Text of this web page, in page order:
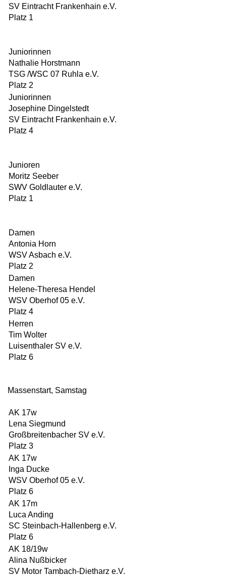
SV Eintracht Frankenhain e.V.
Platz 1
Juniorinnen
Nathalie Horstmann
TSG /WSC 07 Ruhla e.V.
Platz 2
Juniorinnen
Josephine Dingelstedt
SV Eintracht Frankenhain e.V.
Platz 4
Junioren
Moritz Seeber
SWV Goldlauter e.V.
Platz 1
Damen
Antonia Horn
WSV Asbach e.V.
Platz 2
Damen
Helene-Theresa Hendel
WSV Oberhof 05 e.V.
Platz 4
Herren
Tim Wolter
Luisenthaler SV e.V.
Platz 6
Massenstart, Samstag
AK 17w
Lena Siegmund
Großbreitenbacher SV e.V.
Platz 3
AK 17w
Inga Ducke
WSV Oberhof 05 e.V.
Platz 6
AK 17m
Luca Anding
SC Steinbach-Hallenberg e.V.
Platz 6
AK 18/19w
Alina Nußbicker
SV Motor Tambach-Dietharz e.V.